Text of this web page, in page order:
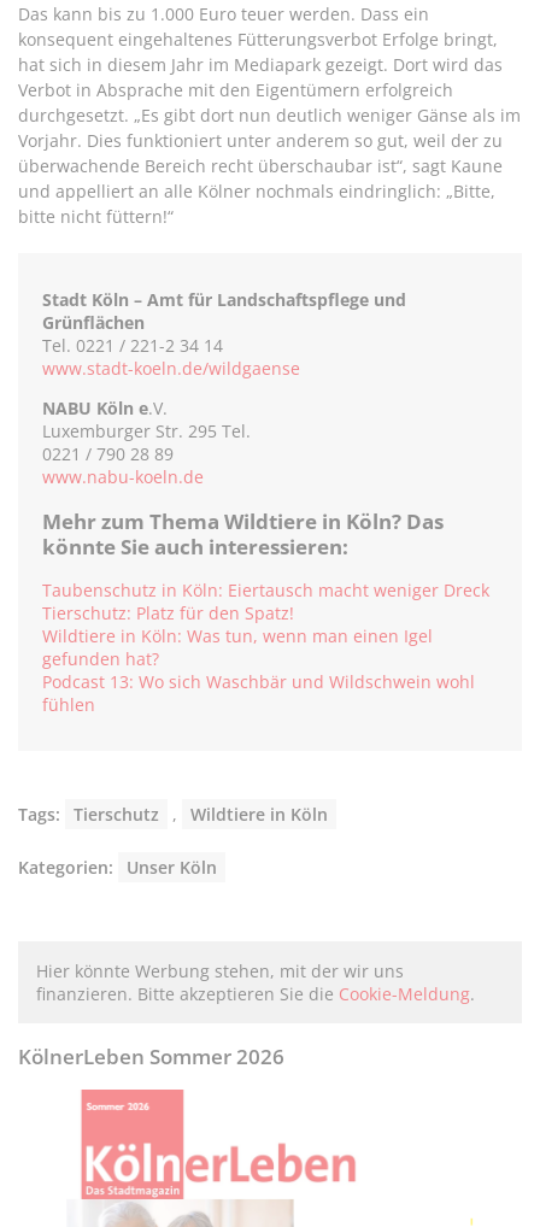
Das kann bis zu 1.000 Euro teuer werden. Dass ein
konsequent eingehaltenes Fütterungsverbot Erfolge bringt,
hat sich in diesem Jahr im Mediapark gezeigt. Dort wird das
Verbot in Absprache mit den Eigentümern erfolgreich
durchgesetzt. „Es gibt dort nun deutlich weniger Gänse als im
Vorjahr. Dies funktioniert unter anderem so gut, weil der zu
überwachende Bereich recht überschaubar ist“, sagt Kaune
und appelliert an alle Kölner nochmals eindringlich: „Bitte,
bitte nicht füttern!“
Stadt Köln – Amt für Landschaftspflege und
Grünflächen
Tel. 0221 / 221-2 34 14
www.stadt-koeln.de/wildgaense
NABU Köln e.V.
Luxemburger Str. 295 Tel.
0221 / 790 28 89
www.nabu-koeln.de
Mehr zum Thema Wildtiere in Köln? Das
könnte Sie auch interessieren:
Taubenschutz in Köln: Eiertausch macht weniger Dreck
Tierschutz: Platz für den Spatz!
Wildtiere in Köln: Was tun, wenn man einen Igel
gefunden hat?
Podcast 13: Wo sich Waschbär und Wildschwein wohl
fühlen
Tags: Tierschutz , Wildtiere in Köln
Kategorien: Unser Köln
Hier könnte Werbung stehen, mit der wir uns
finanzieren. Bitte akzeptieren Sie die Cookie-Meldung.
KölnerLeben Sommer 2026